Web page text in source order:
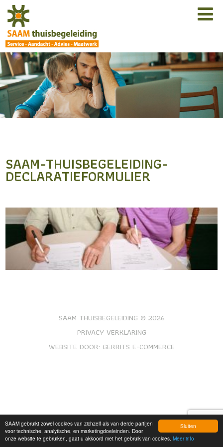
Sluiten
SAAM gebruikt zowel cookies van zichzelf als van derde partijen
voor technische, analytische, en marketingdoeleinden. Door
onze website te gebruiken, gaat u akkoord met het gebruik van cookies. Meer info
SAAM-THUISBEGELEIDING-
DECLARATIEFORMULIER
SAAM THUISBEGELEIDING © 2026
PRIVACY VERKLARING
WEBSITE DOOR: GERRITS E-COMMERCE